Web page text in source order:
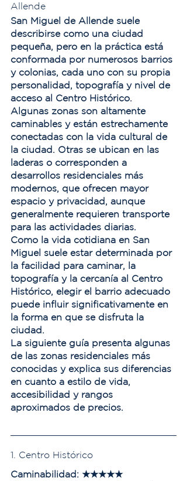
Allende
San Miguel de Allende suele
describirse como una ciudad
pequeña, pero en la práctica está
conformada por numerosos barrios
y colonias, cada uno con su propia
personalidad, topografía y nivel de
acceso al Centro Histórico.
Algunas zonas son altamente
caminables y están estrechamente
conectadas con la vida cultural de
la ciudad. Otras se ubican en las
laderas o corresponden a
desarrollos residenciales más
modernos, que ofrecen mayor
espacio y privacidad, aunque
generalmente requieren transporte
para las actividades diarias.
Como la vida cotidiana en San
Miguel suele estar determinada por
la facilidad para caminar, la
topografía y la cercanía al Centro
Histórico, elegir el barrio adecuado
puede influir significativamente en
la forma en que se disfruta la
ciudad.
La siguiente guía presenta algunas
de las zonas residenciales más
conocidas y explica sus diferencias
en cuanto a estilo de vida,
accesibilidad y rangos
aproximados de precios.
1. Centro Histórico
Caminabilidad: ★★★★★